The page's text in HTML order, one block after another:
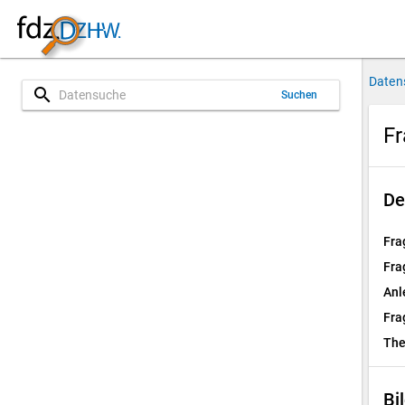
search Suchen